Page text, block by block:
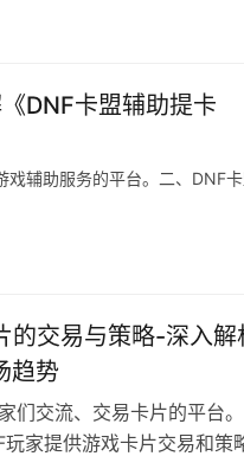
DNF卡盟辅助提卡
辅助服务的平台。二、DNF
的交易与策略-深入解
趋势
们交流、交易卡片的平台。
家提供游戏卡片交易和策